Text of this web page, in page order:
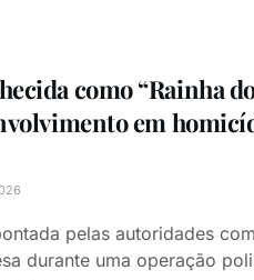
como “Rainha
em
pelas autoridades
durante uma operação